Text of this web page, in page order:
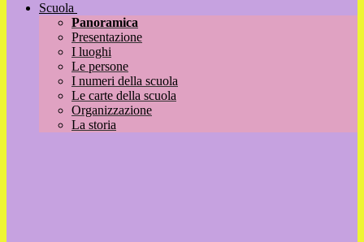
Scuola
Panoramica
Presentazione
I luoghi
Le persone
I numeri della scuola
Le carte della scuola
Organizzazione
La storia